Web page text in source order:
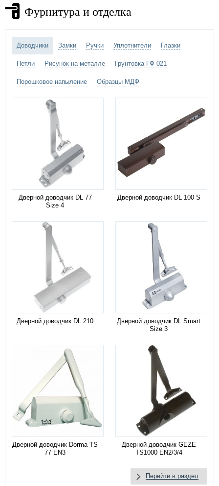
Фурнитура и отделка
Доводчики Замки Ручки Уплотнители Глазки
Петли Рисунок на металле Грунтовка ГФ-021
Порошковое напыление Образцы МДФ
Дверной доводчик DL 77
Size 4
Дверной доводчик DL 100 S
Дверной доводчик DL 210
Дверной доводчик DL Smart
Size 3
Дверной доводчик Dorma TS
77 EN3
Дверной доводчик GEZE
TS1000 EN2/3/4
Перейти в раздел